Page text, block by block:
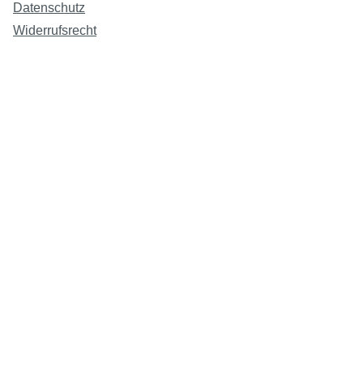
Datenschutz
Widerrufsrecht